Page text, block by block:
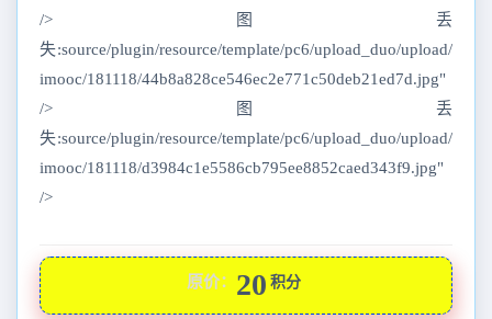
/>图丢
失:source/plugin/resource/template/pc6/upload_duo/upload/
imooc/181118/44b8a828ce546ec2e771c50deb21ed7d.jpg"
/>图丢
失:source/plugin/resource/template/pc6/upload_duo/upload/
imooc/181118/d3984c1e5586cb795ee8852caed343f9.jpg"
/>
原价： 20 积分